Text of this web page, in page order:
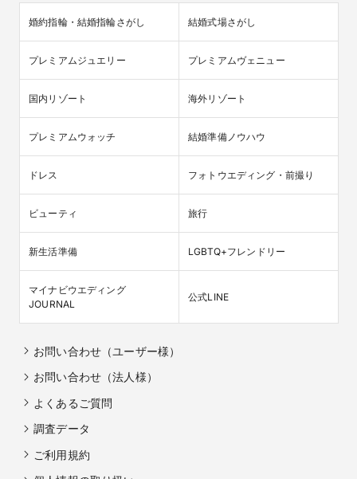
婚約指輪・結婚指輪さがし 結婚式場さがし
プレミアムジュエリー プレミアムヴェニュー
国内リゾート 海外リゾート
プレミアムウォッチ 結婚準備ノウハウ
ドレス フォトウエディング・前撮り
ビューティ 旅行
新生活準備 LGBTQ+フレンドリー
マイナビウエディング
JOURNAL
公式LINE
お問い合わせ（ユーザー様）
お問い合わせ（法人様）
よくあるご質問
調査データ
ご利用規約